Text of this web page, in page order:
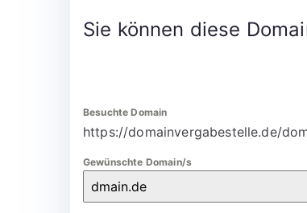
Sie können diese
Besuchte Domain
https://domainvergabestelle.de/
Gewünschte Domain/s